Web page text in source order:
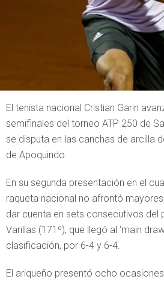
El tenista nacional Cristian Garin
semifinales del torneo ATP 250 de
se disputa en las canchas de arcilla
de Apoquindo.
En su segunda presentación en el
raqueta nacional no afrontó
dar cuenta en sets consecutivos del
Varillas (171º), que llegó al ‘main
clasificación, por 6-4 y 6-4.
El ariqueño presentó ocho